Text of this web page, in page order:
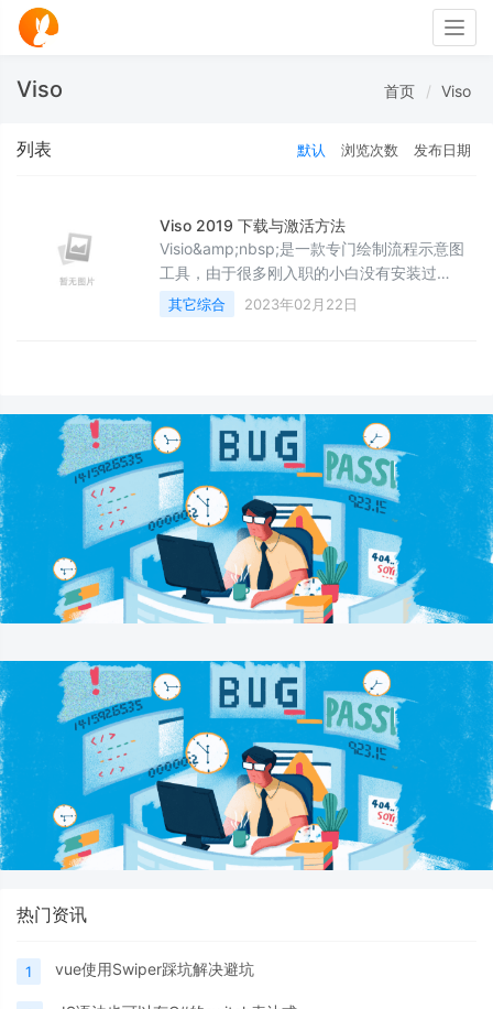
Viso 首页 Viso
列表 默认 浏览次数 发布日期
Viso 2019 下载与激活方法
Visio&amp;nbsp;是一款专门绘制流程示意图
工具，由于很多刚入职的小白没有安装过
visio，今天小编抽空给大家分享下
Viso&amp;nbsp;2019&amp;nbsp;下载与激活
其它综合 2023年02月22日
热门资讯
1 vue使用Swiper踩坑解决避坑